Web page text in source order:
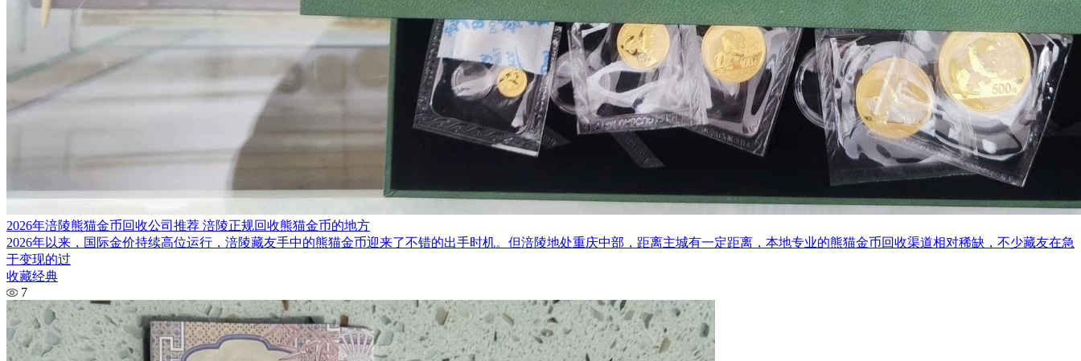
2026年涪陵熊猫金币回收公司推荐 涪陵正规回收熊猫金币的地方
2026年以来，国际金价持续高位运行，涪陵藏友手中的熊猫金币迎来了不错的出手时机。但涪陵地处重庆中部，距离主城有一定距离，本地专业的熊猫金币回收渠道相对稀缺，不少藏友在急
于变现的过
收藏经典
7